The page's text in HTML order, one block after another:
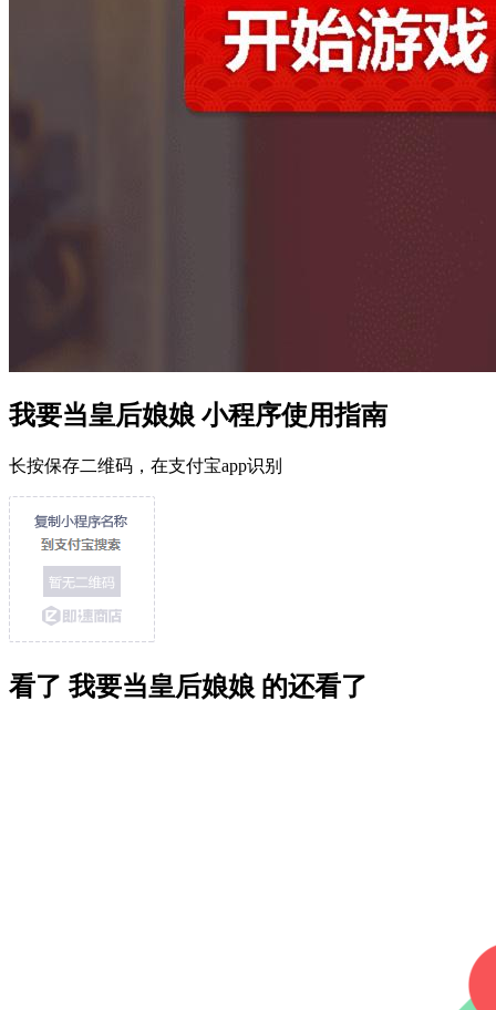
我要当皇后娘娘 小程序使用指南
长按保存二维码，在支付宝app识别
看了 我要当皇后娘娘 的还看了